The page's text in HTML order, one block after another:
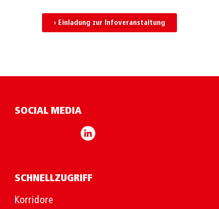
› Einladung zur Infoveranstaltung
SOCIAL MEDIA
SCHNELLZUGRIFF
Korridore